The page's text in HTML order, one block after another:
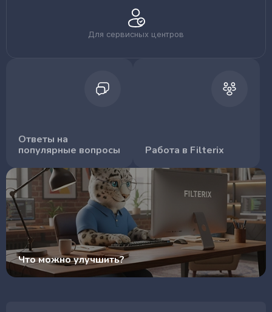
Для сервисных центров
Ответы на
популярные вопросы
Работа в Filterix
Что можно улучшить?